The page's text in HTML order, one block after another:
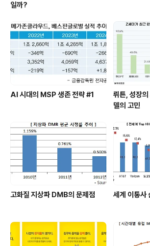
일까?
AI 시대의 MSP 생존 전략 #1
뤼튼, 성장
델의 고민
고화질 지상파 DMB의 문제점 세계 이통사